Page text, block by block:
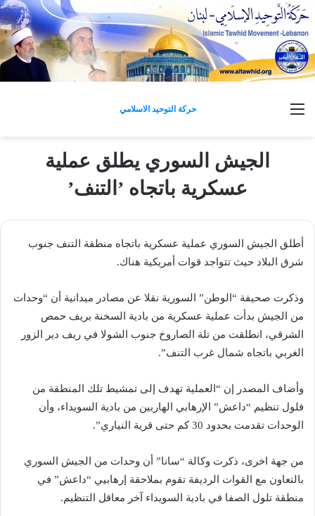
حركة التوحيد الاسلامي
الجيش السوري يطلق عملية
عسكرية باتجاه ’التنف’
أطلق الجيش السوري عملية عسكرية باتجاه منطقة التنف جنوب
شرق البلاد حيث تتواجد قوات أمريكية هناك.
وذكرت صحيفة “الوطن” السورية نقلا عن مصادر ميدانية أن “وحدات
من الجيش بدأت عملية عسكرية من بادية السخنة بريف حمص
الشرقي، انطلقت من تلة الصاروخ جنوب الشولا في ريف دير الزور
الغربي باتجاه شمال غرب التنف”.
وأضاف المصدر إن “العملية تهدف إلى تمشيط تلك المنطقة من
فلول تنظيم “داعش” الإرهابي الهاربين من بادية السويداء، وأن
الوحدات تقدمت بحدود 30 كم حتى قرية النياري”.
من جهة اخرى، ذكرت وكالة “سانا” أن وحدات من الجيش السوري
بالتعاون مع القوات الرديفة تقوم بملاحقة إرهابيي “داعش” في
منطقة تلول الصفا في بادية السويداء آخر معاقل التنظيم.